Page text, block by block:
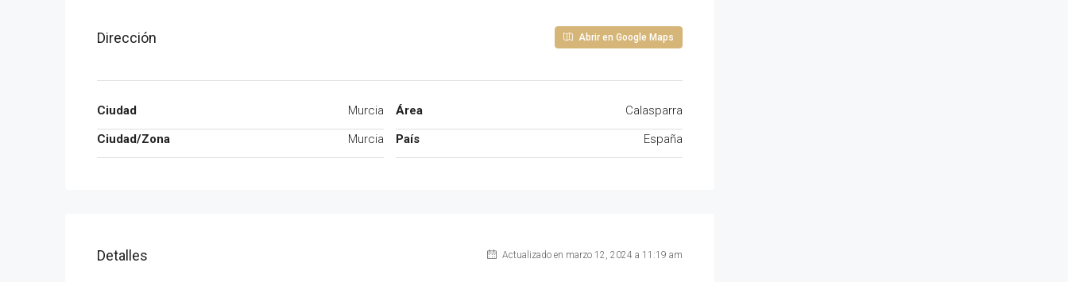
Dirección Abrir en Google Maps
Ciudad
Murcia
Ciudad/Zona
Murcia
Área
Calasparra
País
España
Detalles Actualizado en marzo 12, 2024 a 11:19 am